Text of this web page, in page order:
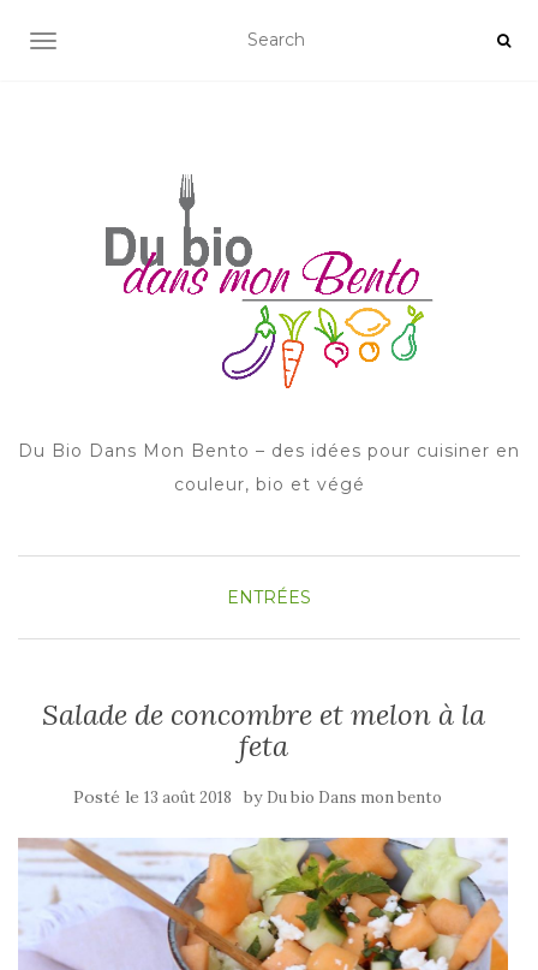
AFFICHER/MASQUER LA NAVIGATION
Du Bio Dans Mon Bento – des idées pour cuisiner en
couleur, bio et végé
ENTRÉES
Salade de concombre et melon à la
feta
Posté le 13 août 2018 by Du bio Dans mon bento